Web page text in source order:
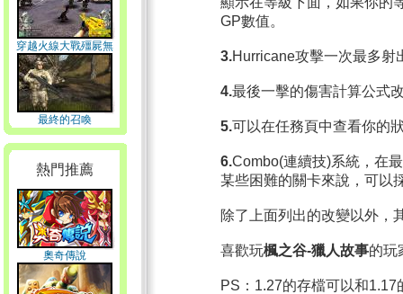
穿越火線大戰殭屍無
敵版
最終的召喚
熱門推薦
奧奇傳說
GP數值。
3.Hurricane攻擊一次最多射
4.最後一擊的傷害計算公式
5.可以在任務頁中查看你的
6.Combo(連續技)系統，在
某些困難的關卡來說，可以
除了上面列出的改變以外，
喜歡玩楓之谷-獵人故事的玩
PS：1.27的存檔可以和1.17